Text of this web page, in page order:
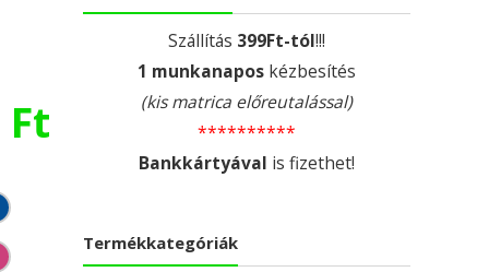
Ft
Szállítás 399Ft-tól!!!
1 munkanapos kézbesítés
(kis matrica előreutalással)
**********
Bankkártyával is fizethet!
Termékkategóriák